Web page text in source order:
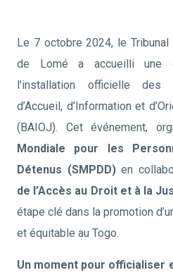
Le 7 octobre 2024, le Tribunal
de Lomé a accueilli une
l’installation officielle des
d’Accueil, d’Information et
(BAIOJ). Cet événement,
Mondiale pour les
Détenus (SMPDD)en
de l’Accès au Droit et à la
étape clé dans la promotion
et équitable au Togo.
Un moment pour officialiser